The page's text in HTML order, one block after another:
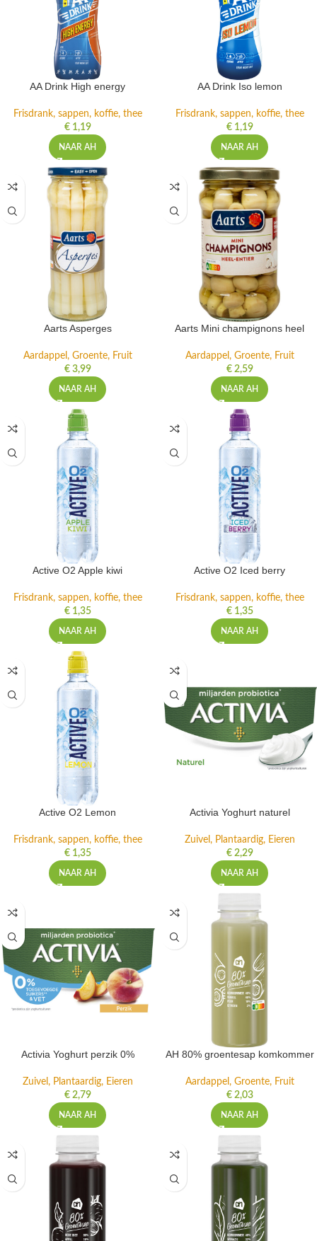
AA Drink High energy
Frisdrank, sappen, koffie, thee
€1,19
NAAR AH
AA Drink Iso lemon
Frisdrank, sappen, koffie, thee
€1,19
NAAR AH
Aarts Asperges
Aardappel, Groente, Fruit
€3,99
NAAR AH
Aarts Mini champignons heel
Aardappel, Groente, Fruit
€2,59
NAAR AH
Active O2 Apple kiwi
Frisdrank, sappen, koffie, thee
€1,35
NAAR AH
Active O2 Iced berry
Frisdrank, sappen, koffie, thee
€1,35
NAAR AH
Active O2 Lemon
Frisdrank, sappen, koffie, thee
€1,35
NAAR AH
Activia Yoghurt naturel
Zuivel, Plantaardig, Eieren
€2,29
NAAR AH
Activia Yoghurt perzik 0%
Zuivel, Plantaardig, Eieren
€2,79
NAAR AH
AH 80% groentesap komkommer
Aardappel, Groente, Fruit
€2,03
NAAR AH